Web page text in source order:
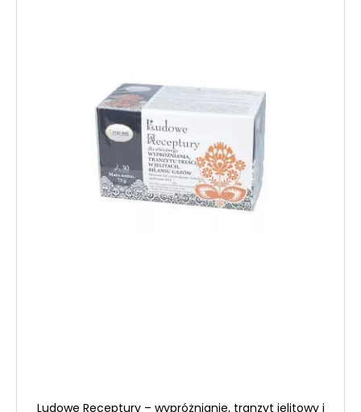
Ludowe Receptury – wypróżnianie, tranzyt jelitowy i